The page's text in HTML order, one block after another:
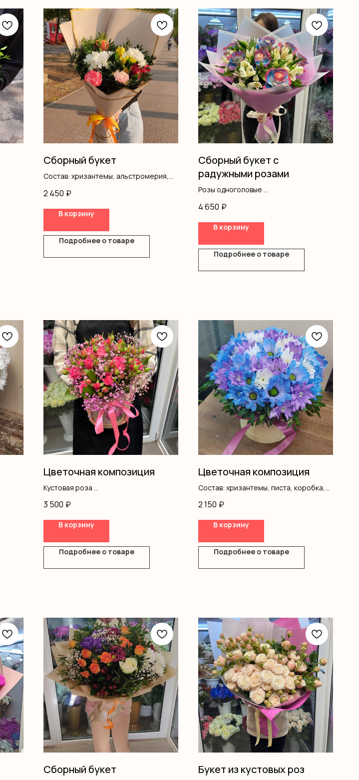
Сборный букет
Состав: хризантемы, альстромерия,
2 450 ₽
В корзину
Подробнее о товаре
Сборный букет с
радужными розами
Розы одноголовые
Оформление
4 650 ₽
В корзину
Подробнее о товаре
Цветочная композиция
Кустовая роза
Оазис
Коробка
3 500 ₽
В корзину
Подробнее о товаре
Цветочная композиция
Состав: хризантемы, писта, коробка,
2 150 ₽
В корзину
Подробнее о товаре
Сборный букет Букет из кустовых роз